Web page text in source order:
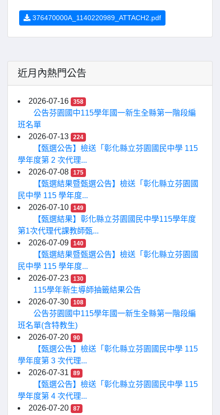
376470000A_1140220989_ATTACH2.pdf
近月內熱門公告
2026-07-16 358
公告芬園國中115學年國一新生全縣第一階段編
班名單
2026-07-13
224
【甄選公告】檢送「彰化縣立芬園國民中學 115
學年度第 2 次代理...
2026-07-08
175
【甄選結果暨甄選公告】檢送「彰化縣立芬園國
民中學 115 學年度...
2026-07-10
149
【甄選結果】彰化縣立芬園國民中學115學年度
第1次代理代課教師甄...
2026-07-09
140
【甄選結果暨甄選公告】檢送「彰化縣立芬園國
民中學 115 學年度...
2026-07-23
130
115學年新生導師抽籤結果公告
2026-07-30
108
公告芬園國中115學年國一新生全縣第一階段編
班名單(含特教生)
2026-07-20
90
【甄選公告】檢送「彰化縣立芬園國民中學 115
學年度第 3 次代理...
2026-07-31
89
【甄選公告】檢送「彰化縣立芬園國民中學 115
學年度第 4 次代理...
2026-07-20
87